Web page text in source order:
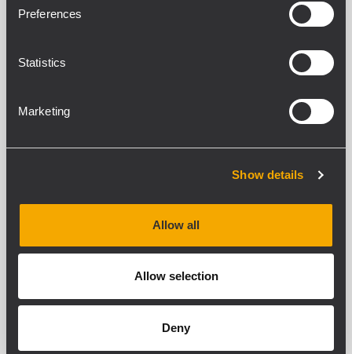
Preferences
Statistics
Marketing
Show details
Allow all
Allow selection
Deny
Loire, bei der...